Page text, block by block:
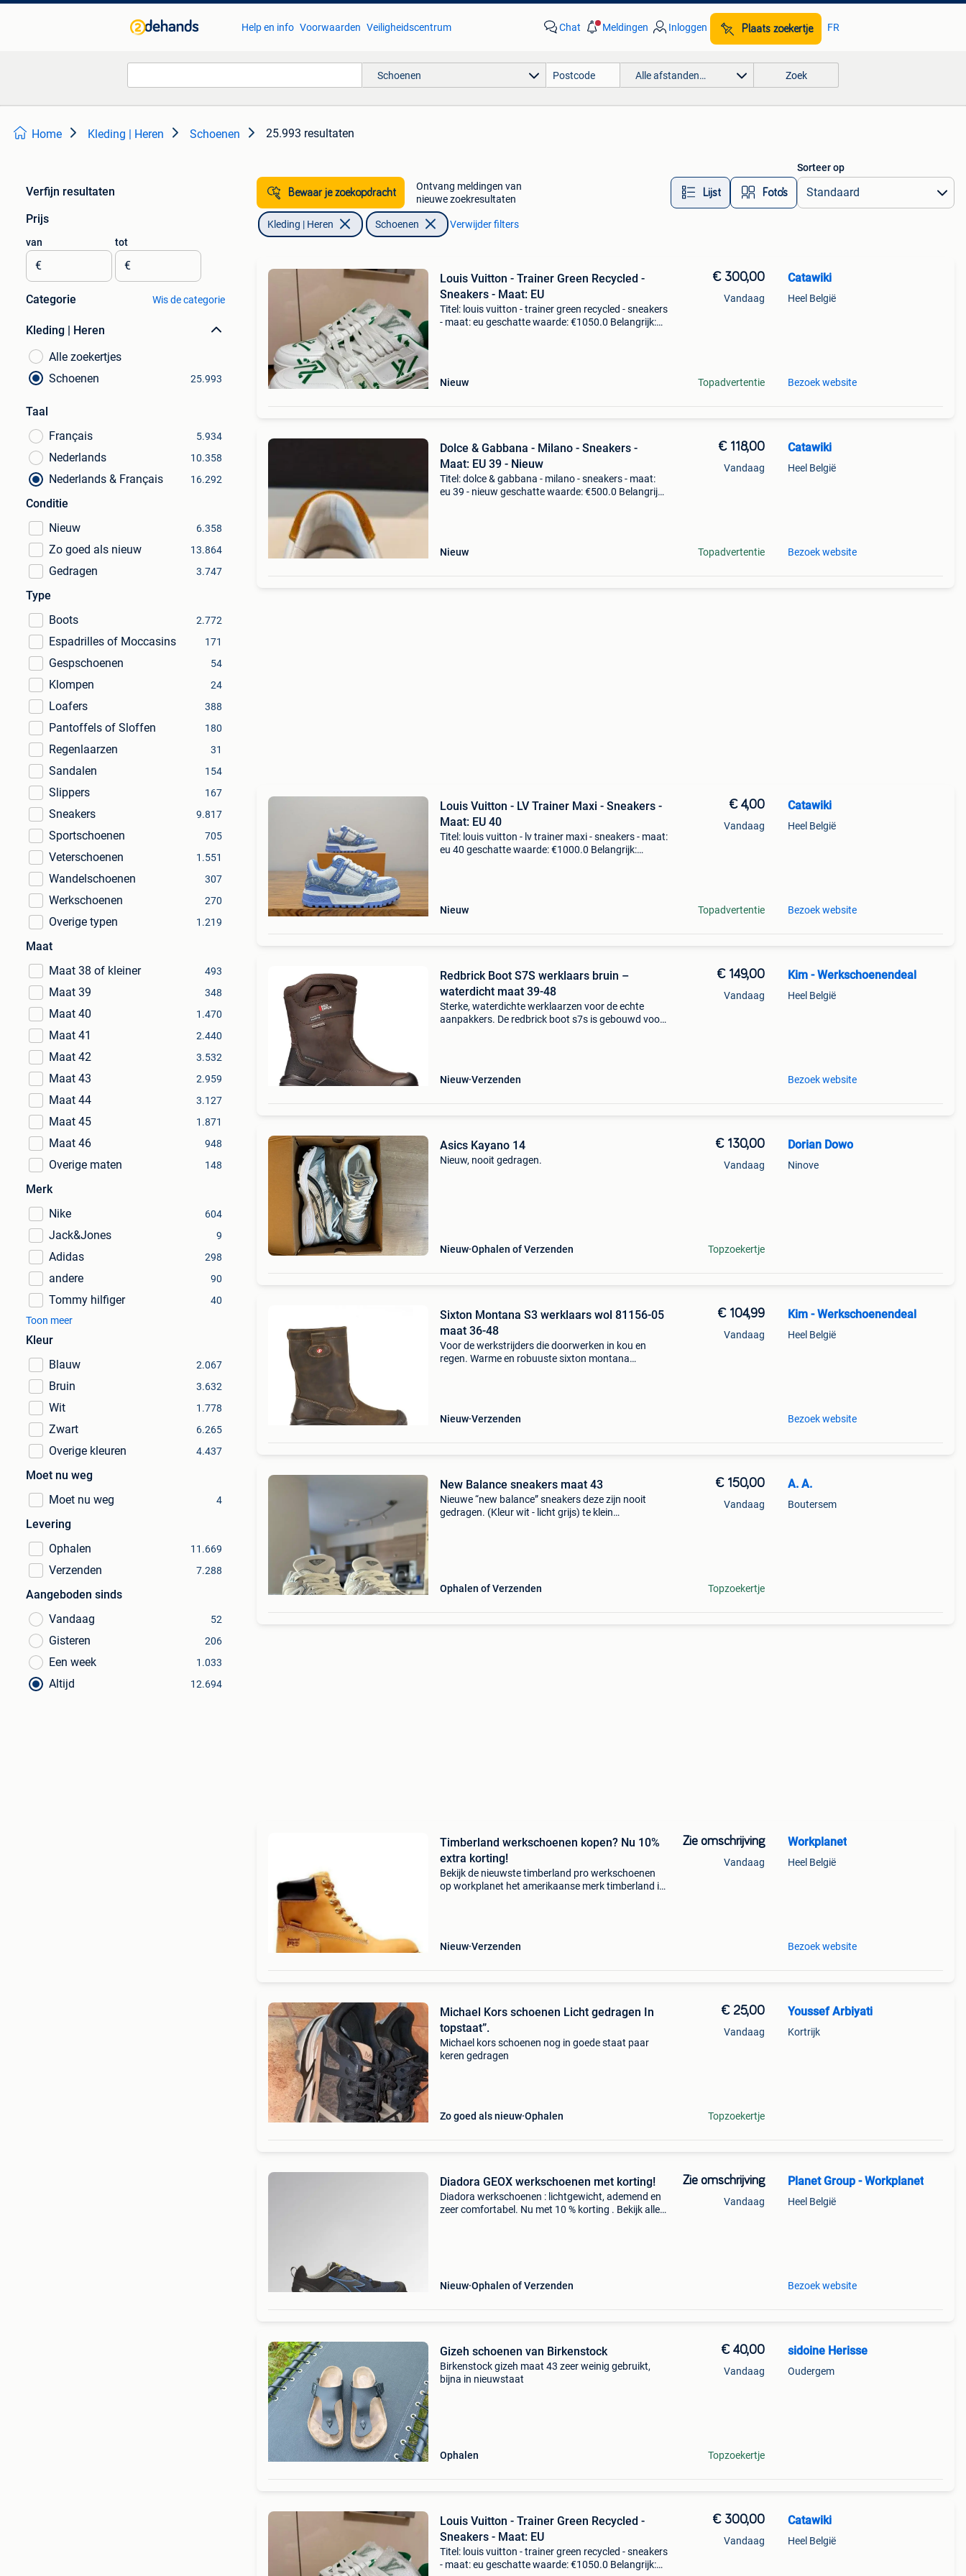
Help en info Voorwaarden Veiligheidscentrum Chat Meldingen Inloggen Plaats zoekertje FR
Schoenen Alle afstanden… Zoek
Home Kleding | Heren Schoenen 25.993 resultaten
Verfijn resultaten
Prijs
van
€
tot
€
Categorie Wis de categorie
Kleding | Heren
Alle zoekertjes
Schoenen
25.993
Taal
Français
5.934
Nederlands 10.358
Nederlands & Français 16.292
Conditie
Nieuw
6.358
Zo goed als nieuw 13.864
Gedragen 3.747
Type
Boots
2.772
Espadrilles of Moccasins 171
Gespschoenen 54
Klompen 24
Loafers 388
Pantoffels of Sloffen 180
Regenlaarzen 31
Sandalen 154
Slippers 167
Sneakers 9.817
Sportschoenen 705
Veterschoenen 1.551
Wandelschoenen 307
Werkschoenen 270
Overige typen 1.219
Maat
Maat 38 of kleiner
493
Maat 39 348
Maat 40 1.470
Maat 41 2.440
Maat 42 3.532
Maat 43 2.959
Maat 44 3.127
Maat 45 1.871
Maat 46 948
Overige maten 148
Merk
Nike
604
Jack&Jones 9
Adidas 298
andere 90
Tommy hilfiger
40
Toon meer
Kleur
Blauw
2.067
Bruin 3.632
Wit 1.778
Zwart 6.265
Overige kleuren 4.437
Moet nu weg
Moet nu weg
4
Levering
Ophalen
11.669
Verzenden 7.288
Aangeboden sinds
Vandaag
52
Gisteren 206
Een week 1.033
Altijd 12.694
Bewaar je zoekopdracht
Ontvang meldingen van
nieuwe zoekresultaten
Lijst Foto’s
Sorteer op
Kleding | Heren Schoenen Verwijder filters
Louis Vuitton - Trainer Green Recycled -
Sneakers - Maat: EU
Titel: louis vuitton - trainer green recycled - sneakers
- maat: eu geschatte waarde: €1050.0 Belangrijk:
Nieuw
€ 300,00
Vandaag
Topadvertentie
Catawiki
Heel België
Bezoek website
Dolce & Gabbana - Milano - Sneakers -
Maat: EU 39 - Nieuw
Titel: dolce & gabbana - milano - sneakers - maat:
eu 39 - nieuw geschatte waarde: €500.0 Belangrijk:
Nieuw
€ 118,00
Vandaag
Topadvertentie
Catawiki
Heel België
Bezoek website
Louis Vuitton - LV Trainer Maxi - Sneakers -
Maat: EU 40
Titel: louis vuitton - lv trainer maxi - sneakers - maat:
eu 40 geschatte waarde: €1000.0 Belangrijk:
Nieuw
€ 4,00
Vandaag
Topadvertentie
Catawiki
Heel België
Bezoek website
Redbrick Boot S7S werklaars bruin –
waterdicht maat 39-48
Sterke, waterdichte werklaarzen voor de echte
aanpakkers. De redbrick boot s7s is gebouwd voor
Nieuw Verzenden
€ 149,00
Vandaag
Kim - Werkschoenendeal
Heel België
Bezoek website
Asics Kayano 14
Nieuw, nooit gedragen.
Nieuw Ophalen of Verzenden
€ 130,00
Vandaag
Topzoekertje
Dorian Dowo
Ninove
Sixton Montana S3 werklaars wol 81156-05
maat 36-48
Voor de werkstrijders die doorwerken in kou en
regen. Warme en robuuste sixton montana
Nieuw Verzenden
€ 104,99
Vandaag
Kim - Werkschoenendeal
Heel België
Bezoek website
New Balance sneakers maat 43
Nieuwe “new balance” sneakers deze zijn nooit
gedragen. (Kleur wit - licht grijs) te klein
Ophalen of Verzenden
€ 150,00
Vandaag
Topzoekertje
A. A.
Boutersem
Timberland werkschoenen kopen? Nu 10%
extra korting!
Bekijk de nieuwste timberland pro werkschoenen
op workplanet het amerikaanse merk timberland is
Nieuw Verzenden
Zie omschrijving
Vandaag
Workplanet
Heel België
Bezoek website
Michael Kors schoenen Licht gedragen In
topstaat”.
Michael kors schoenen nog in goede staat paar
keren gedragen
Zo goed als nieuw Ophalen
€ 25,00
Vandaag
Topzoekertje
Youssef Arbiyati
Kortrijk
Diadora GEOX werkschoenen met korting!
Diadora werkschoenen : lichtgewicht, ademend en
zeer comfortabel. Nu met 10 % korting . Bekijk alle
Nieuw Ophalen of Verzenden
Zie omschrijving
Vandaag
Planet Group - Workplanet
Heel België
Bezoek website
Gizeh schoenen van Birkenstock
Birkenstock gizeh maat 43 zeer weinig gebruikt,
bijna in nieuwstaat
Ophalen
€ 40,00
Vandaag
Topzoekertje
sidoine Herisse
Oudergem
Louis Vuitton - Trainer Green Recycled -
Sneakers - Maat: EU
Titel: louis vuitton - trainer green recycled - sneakers
- maat: eu geschatte waarde: €1050.0 Belangrijk:
€ 300,00
Vandaag
Catawiki
Heel België